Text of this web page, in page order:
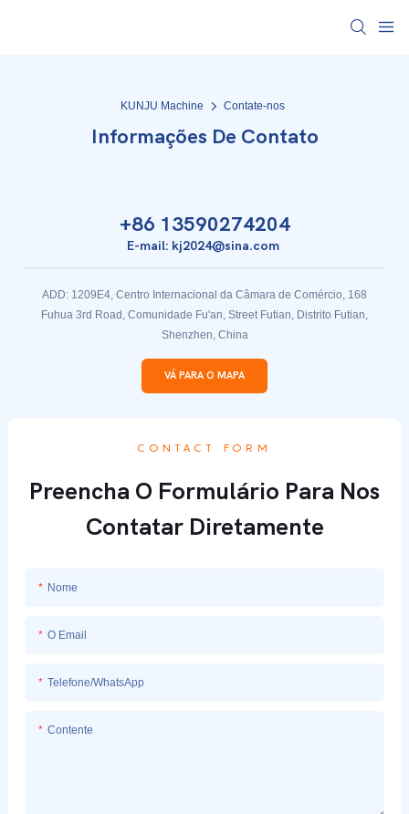
KUNJU Machine Contate-nos
Informações De Contato
+86 13590274204
E-mail: kj2024@sina.com
ADD: 1209E4, Centro Internacional da Câmara de Comércio, 168
Fuhua 3rd Road, Comunidade Fu'an, Street Futian, Distrito Futian,
Shenzhen, China
VÁ PARA O MAPA
CONTACT FORM
Preencha O Formulário Para Nos
Contatar Diretamente
Nome
O Email
Telefone/whatsApp
Contente